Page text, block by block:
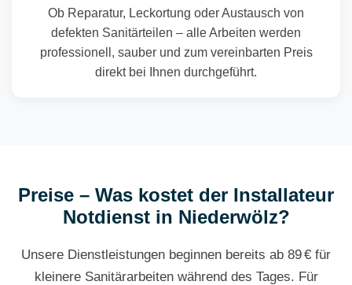
Ob Reparatur, Leckortung oder Austausch von
defekten Sanitärteilen – alle Arbeiten werden
professionell, sauber und zum vereinbarten Preis
direkt bei Ihnen durchgeführt.
Preise – Was kostet der Installateur
Notdienst in Niederwölz?
Unsere Dienstleistungen beginnen bereits ab 89 € für
kleinere Sanitärarbeiten während des Tages. Für